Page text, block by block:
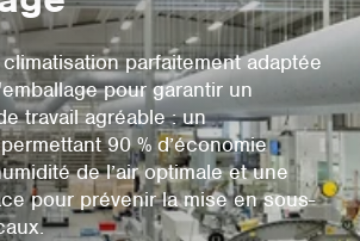
PreCooll : pré-refroidissement
adiabatique
Rendez votre installation frigorifique
durable grâce à un pré-refroidissement
adiabatique.
parfaitement adaptée
pour garantir un
travail agréable : un
90 % d’économie
de l’air optimale et une
pour prévenir la mise en sous-